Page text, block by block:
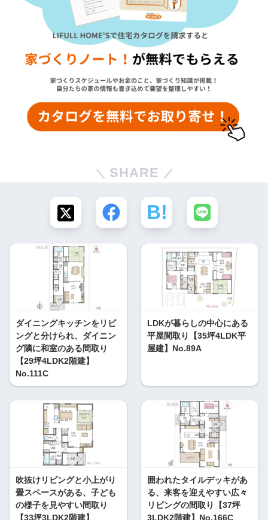
SHARE
ダイニングキッチンをリビ
ングと分けられ、ダイニン
グ隣に和室のある間取り
【29坪4LDK2階建】
No.111C
LDKが暮らしの中心にある
平屋間取り【35坪4LDK平
屋建】No.89A
吹抜けリビングと小上がり
畳スペースがある、子ども
の様子を見やすい間取り
【33坪3LDK2階建】
囲われたタイルデッキがあ
る、来客を迎えやすい広々
リビングの間取り【37坪
3LDK2階建】No.166C